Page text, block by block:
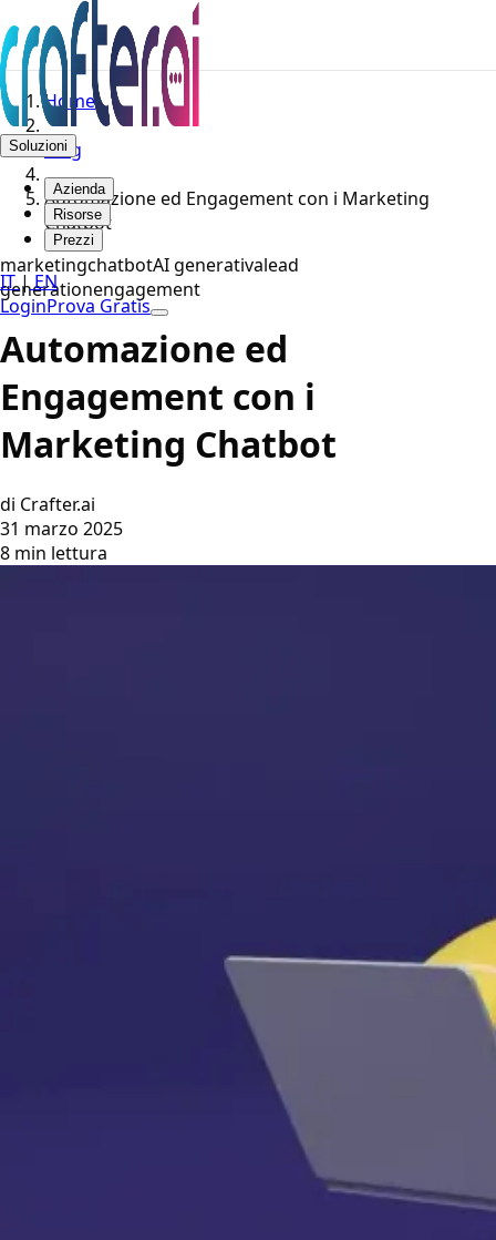
Soluzioni
Azienda
Risorse
Prezzi
IT|EN
LoginProva Gratis
Home
Blog
Automazione ed Engagement con i Marketing
Chatbot
marketingchatbotAI generativalead
generationengagement
Automazione ed
Engagement con i
Marketing Chatbot
di Crafter.ai
31 marzo 2025
8 min lettura